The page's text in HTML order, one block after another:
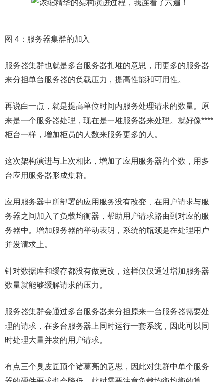
图 4：服务器集群的加入
服务器集群也就是多台服务器扎堆的意思，用更多的服务器
来分担单台服务器的负载压力，提高性能和可用性。
再说白一点，就是提高单位时间内服务处理请求的数量。原
来是一个服务器处理，现在是一堆服务器来处理。就好像****
柜台一样，增加柜员的人数来服务更多的人。
这次架构演进与上次相比，增加了应用服务器的个数，用多
台应用服务器形成集群。
应用服务器中所部署的应用服务没有改变，在用户请求与服
务器之间加入了负载均衡器，帮助用户请求路由到对应的服
务器中。增加服务器的举动表明，系统的瓶颈是在处理用户
并发请求上。
针对数据库和缓存都没有做更改，这样仅仅通过增加服务器
数量就能够缓解请求的压力。
服务器集群会通过多台服务器来分担原来一台服务器需要处
理的请求，在多台服务器上同时运行一套系统，因此可以同
时处理大量并发的用户请求。
有点三个臭皮匠顶个诸葛亮的意思，因此对集群中单个服务